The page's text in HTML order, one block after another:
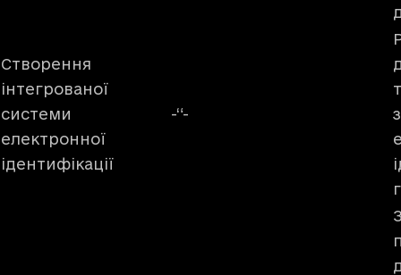
Створення
інтегрованої
системи
електронної
ідентифікації
-“-